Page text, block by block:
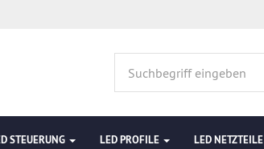
STEUERUNG LED PROFILE LED NETZTEILE